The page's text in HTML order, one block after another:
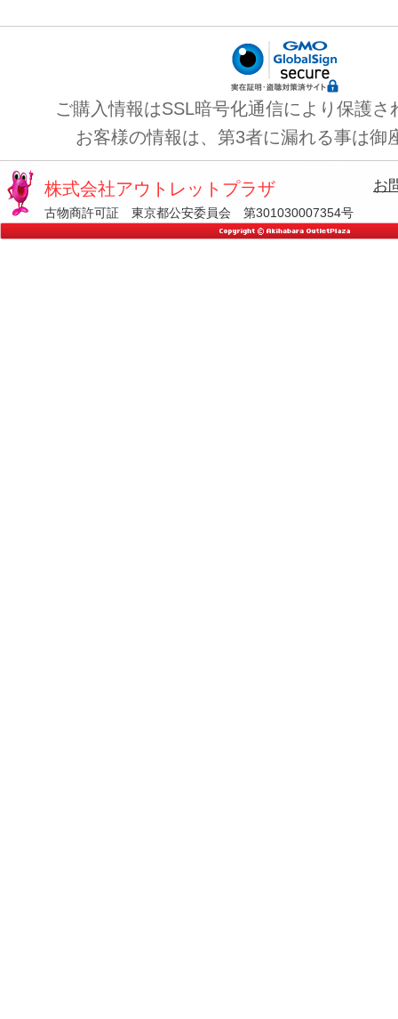
ご購入情報はSSL暗号化通信により保護さ
お客様の情報は、第3者に漏れる事は御
株式会社アウトレットプラザ
古物商許可証 東京都公安委員会 第301030007354号
お